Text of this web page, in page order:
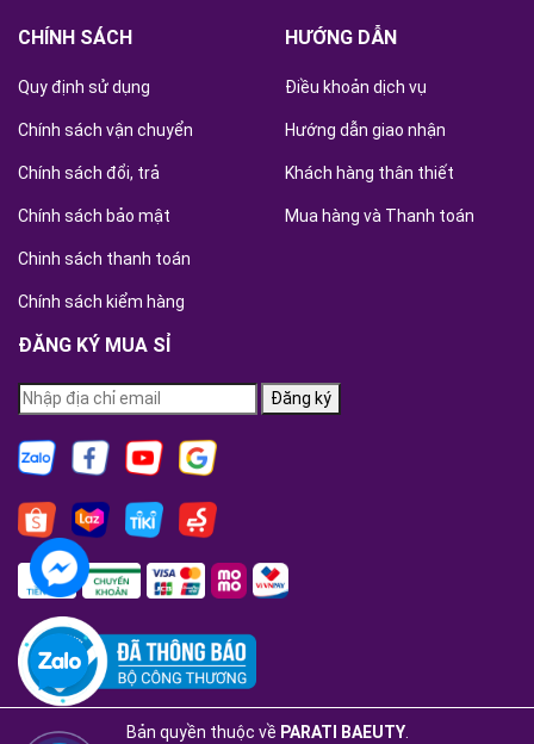
CHÍNH SÁCH
Quy định sử dụng
Chính sách vận chuyển
Chính sách đổi, trả
Chính sách bảo mật
Chinh sách thanh toán
Chính sách kiểm hàng
HƯỚNG DẪN
Điều khoản dịch vụ
Hướng dẫn giao nhận
Khách hàng thân thiết
Mua hàng và Thanh toán
ĐĂNG KÝ MUA SỈ
Đăng ký
Bản quyền thuộc về PARATI BAEUTY.